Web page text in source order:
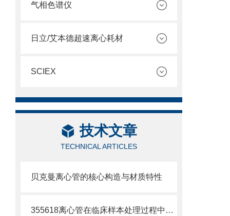
气相色谱仪
日立/艾本德超速离心耗材
SCIEX
技术文章
TECHNICAL ARTICLES
贝克曼离心管的核心构造与材质特性
355618离心管在临床样本处理过程中的作用